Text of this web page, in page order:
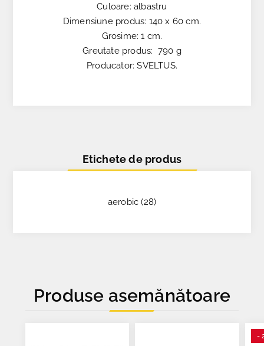
Culoare: albastru
Dimensiune produs: 140 x 60 cm.
Grosime: 1 cm.
Greutate produs: 790 g
Producator: SVELTUS.
Etichete de produs
aerobic (28)
Produse asemănătoare
-